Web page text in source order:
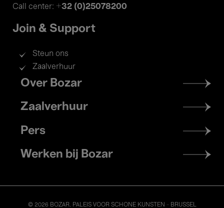
Call center: +32 (0)25078200
Join & Support
Steun ons
Zaalverhuur
Footer
menu
Over Bozar
Zaalverhuur
Pers
Werken bij Bozar
© 2026 BOZAR. PALEIS VOOR SCHONE KUNSTEN - BRUSSEL